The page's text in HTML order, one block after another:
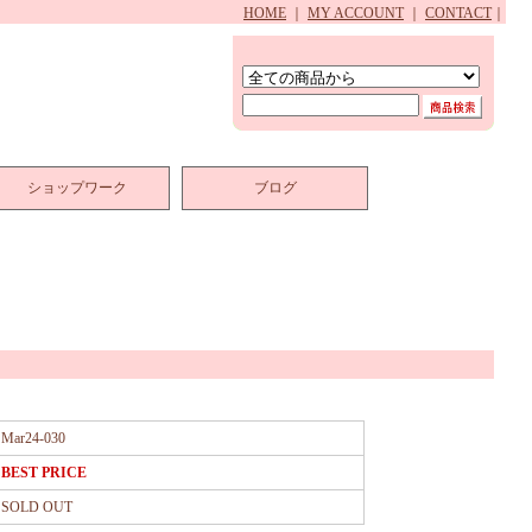
HOME MY ACCOUNT CONTACT
ショップワーク ブログ
Mar24-030
BEST PRICE
SOLD OUT